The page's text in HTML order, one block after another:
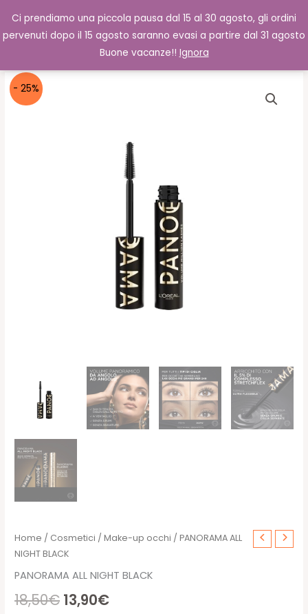
Ci prendiamo una piccola pausa dal 15 al 30 agosto, gli ordini
pervenuti dopo il 15 agosto saranno evasi a partire dal 31 agosto
Buone vacanze!! Ignora
contenuto
0,00€ Cerca
- 25%
Home / Cosmetici /Make-up occhi / PANORAMA ALL
NIGHT BLACK
PANORAMA ALL NIGHT BLACK
18,50€ Il
13,90€Il